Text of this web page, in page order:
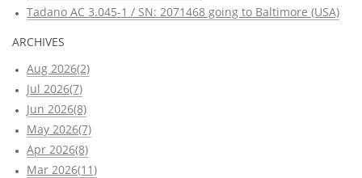
Tadano AC 3.045-1 / SN: 2071468 going to Baltimore (USA)
ARCHIVES
Aug 2026(2)
Jul 2026(7)
Jun 2026(8)
May 2026(7)
Apr 2026(8)
Mar 2026(11)